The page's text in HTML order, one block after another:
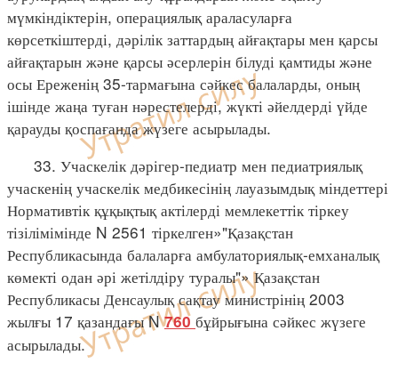
мүмкіндіктерін, операциялық араласуларға
көрсеткіштерді, дәрілік заттардың айғақтары мен қарсы
айғақтарын және қарсы әсерлерін білуді қамтиды және
осы Ереженің 35-тармағына сәйкес балаларды, оның
ішінде жаңа туған нәрестелерді, жүкті әйелдерді үйде
қарауды қоспағанда жүзеге асырылады.
33. Учаскелік дәрігер-педиатр мен педиатриялық
учаскенің учаскелік медбикесінің лауазымдық міндеттері
Нормативтік құқықтық актілерді мемлекеттік тіркеу
тізілімімінде N 2561 тіркелген»"Қазақстан
Республикасында балаларға амбулаториялық-емханалық
көмекті одан әрі жетілдіру туралы"» Қазақстан
Республикасы Денсаулық сақтау министрінің 2003
жылғы 17 қазандағы N760 бұйрығына сәйкес жүзеге
асырылады.